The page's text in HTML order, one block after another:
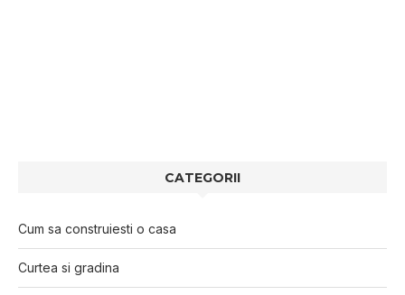
CATEGORII
Cum sa construiesti o casa
Curtea si gradina